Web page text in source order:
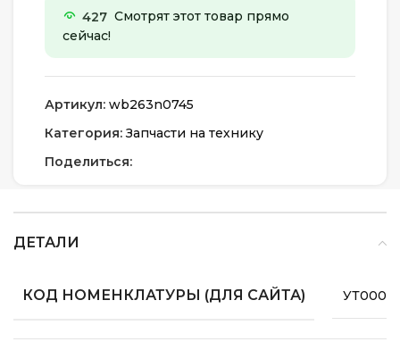
427 Смотрят этот товар прямо
сейчас!
Артикул: wb263n0745
Категория: Запчасти на технику
Поделиться:
ДЕТАЛИ
КОД НОМЕНКЛАТУРЫ (ДЛЯ САЙТА)